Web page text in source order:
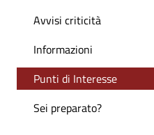
Avvisi criticità
Informazioni
Punti di Interesse
Sei preparato?